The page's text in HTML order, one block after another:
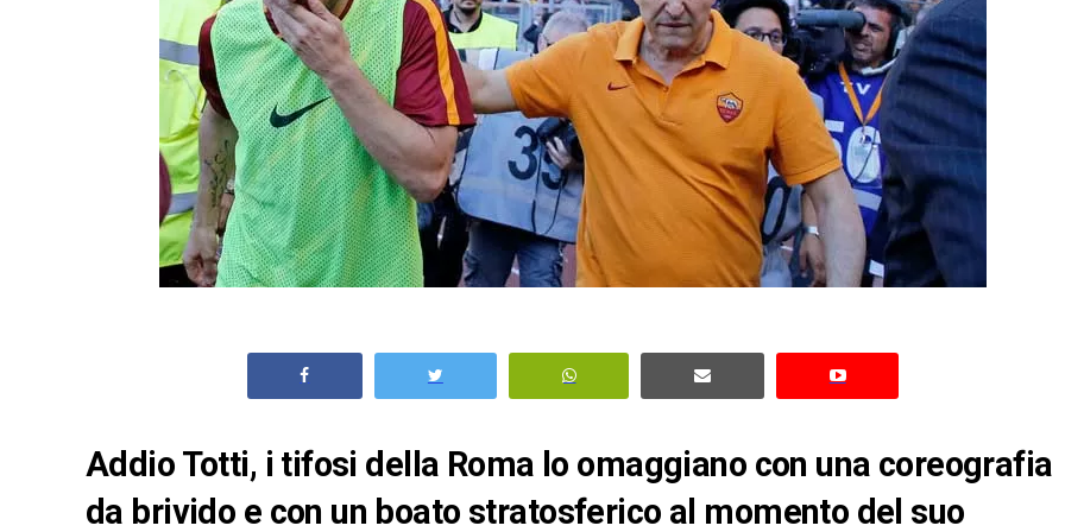
Addio Totti, i tifosi della Roma lo omaggiano con una coreografia
da brivido e con un boato stratosferico al momento del suo